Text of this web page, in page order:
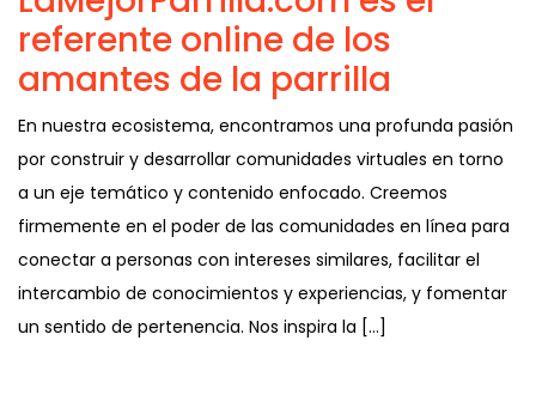
referente online de los
amantes de la parrilla
En nuestra ecosistema, encontramos una profunda pasión
por construir y desarrollar comunidades virtuales en torno
a un eje temático y contenido enfocado. Creemos
firmemente en el poder de las comunidades en línea para
conectar a personas con intereses similares, facilitar el
intercambio de conocimientos y experiencias, y fomentar
un sentido de pertenencia. Nos inspira la […]